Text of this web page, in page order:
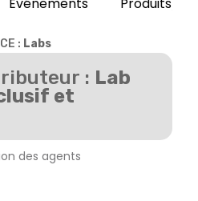
: Labs
: Lab
et
des agents